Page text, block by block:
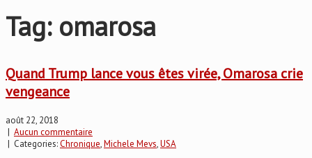
Tag: omarosa
Quand Trump lance vous êtes virée, Omarosa crie
vengeance
août 22, 2018
| Aucun commentaire
| Categories:Chronique,Michele Mevs,USA